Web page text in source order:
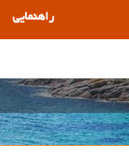
راهنمایی